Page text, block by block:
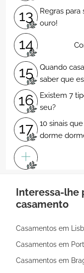
decisão!
13
Regras
ouro!
14
15
Quando
saber que
16
Existem 7
seu?
17
10 sinais
dorme
Interessa-lhe
casamento
Casamentos em
Casamentos em
Casamentos em